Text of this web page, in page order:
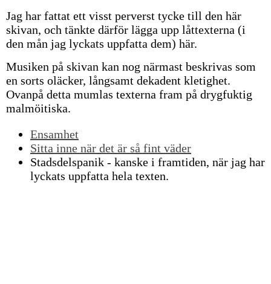
Jag har fattat ett visst perverst tycke till den här
skivan, och tänkte därför lägga upp låttexterna (i
den mån jag lyckats uppfatta dem) här.
Musiken på skivan kan nog närmast beskrivas som
en sorts oläcker, långsamt dekadent kletighet.
Ovanpå detta mumlas texterna fram på drygfuktig
malmöitiska.
Ensamhet
Sitta inne när det är så fint väder
Stadsdelspanik - kanske i framtiden, när jag har
lyckats uppfatta hela texten.